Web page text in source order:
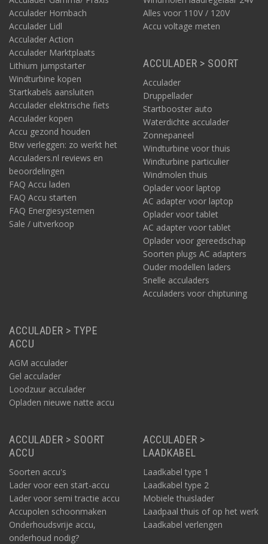
Acculader Hornbach
Acculader Lidl
Acculader Action
Acculader Marktplaats
Lithium jumpstarter
Windturbine kopen
Startkabels aansluiten
Acculader elektrische fiets
Acculader kopen
Accu gezond houden
Btw verleggen: zo werkt het
Acculaders.nl reviews en
beoordelingen
FAQ Accu laden
FAQ Accu starten
FAQ Energiesystemen
Sale / uitverkoop
Alles voor 110V / 120V
Accu voltage meten
ACCULADER > SOORT
Acculader
Druppellader
Startbooster auto
Waterdichte acculader
Zonnepaneel
Windturbine voor thuis
Windturbine particulier
Windmolen thuis
Oplader voor laptop
AC adapter voor laptop
Oplader voor tablet
AC adapter voor tablet
Oplader voor gereedschap
Soorten plugs AC adapters
Ouder modellen laders
Snelle acculaders
Acculaders voor chiptuning
ACCULADER > TYPE
ACCU
AGM acculader
Gel acculader
Loodzuur acculader
Opladen nieuwe natte accu
ACCULADER > SOORT
ACCU
Soorten accu's
Lader voor een start-accu
Lader voor semi tractie accu
Accupolen schoonmaken
Onderhoudsvrije accu,
onderhoud nodig?
ACCULADER >
LAADKABEL
Laadkabel type 1
Laadkabel type 2
Mobiele thuislader
Laadpaal thuis of op het werk
Laadkabel verlengen